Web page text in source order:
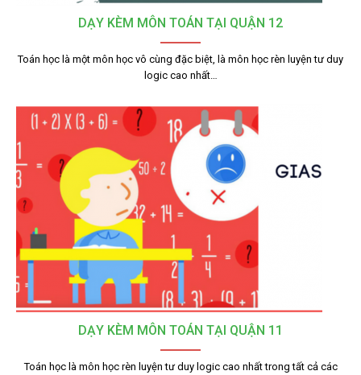
DẠY KÈM MÔN TOÁN TẠI QUẬN 12
Toán học là một môn học vô cùng đặc biệt, là môn học rèn luyện tư duy
logic cao nhất…
DẠY KÈM MÔN TOÁN TẠI QUẬN 11
Toán học là môn học rèn luyện tư duy logic cao nhất trong tất cả các